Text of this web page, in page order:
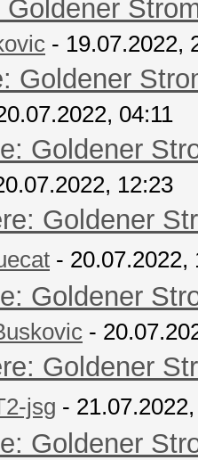
Goldener
- 19.07.2022,
Goldener
04:11
Goldener
12:23
Goldener
- 20.07.2022,
Goldener
-
Goldener
jsg -
Goldener